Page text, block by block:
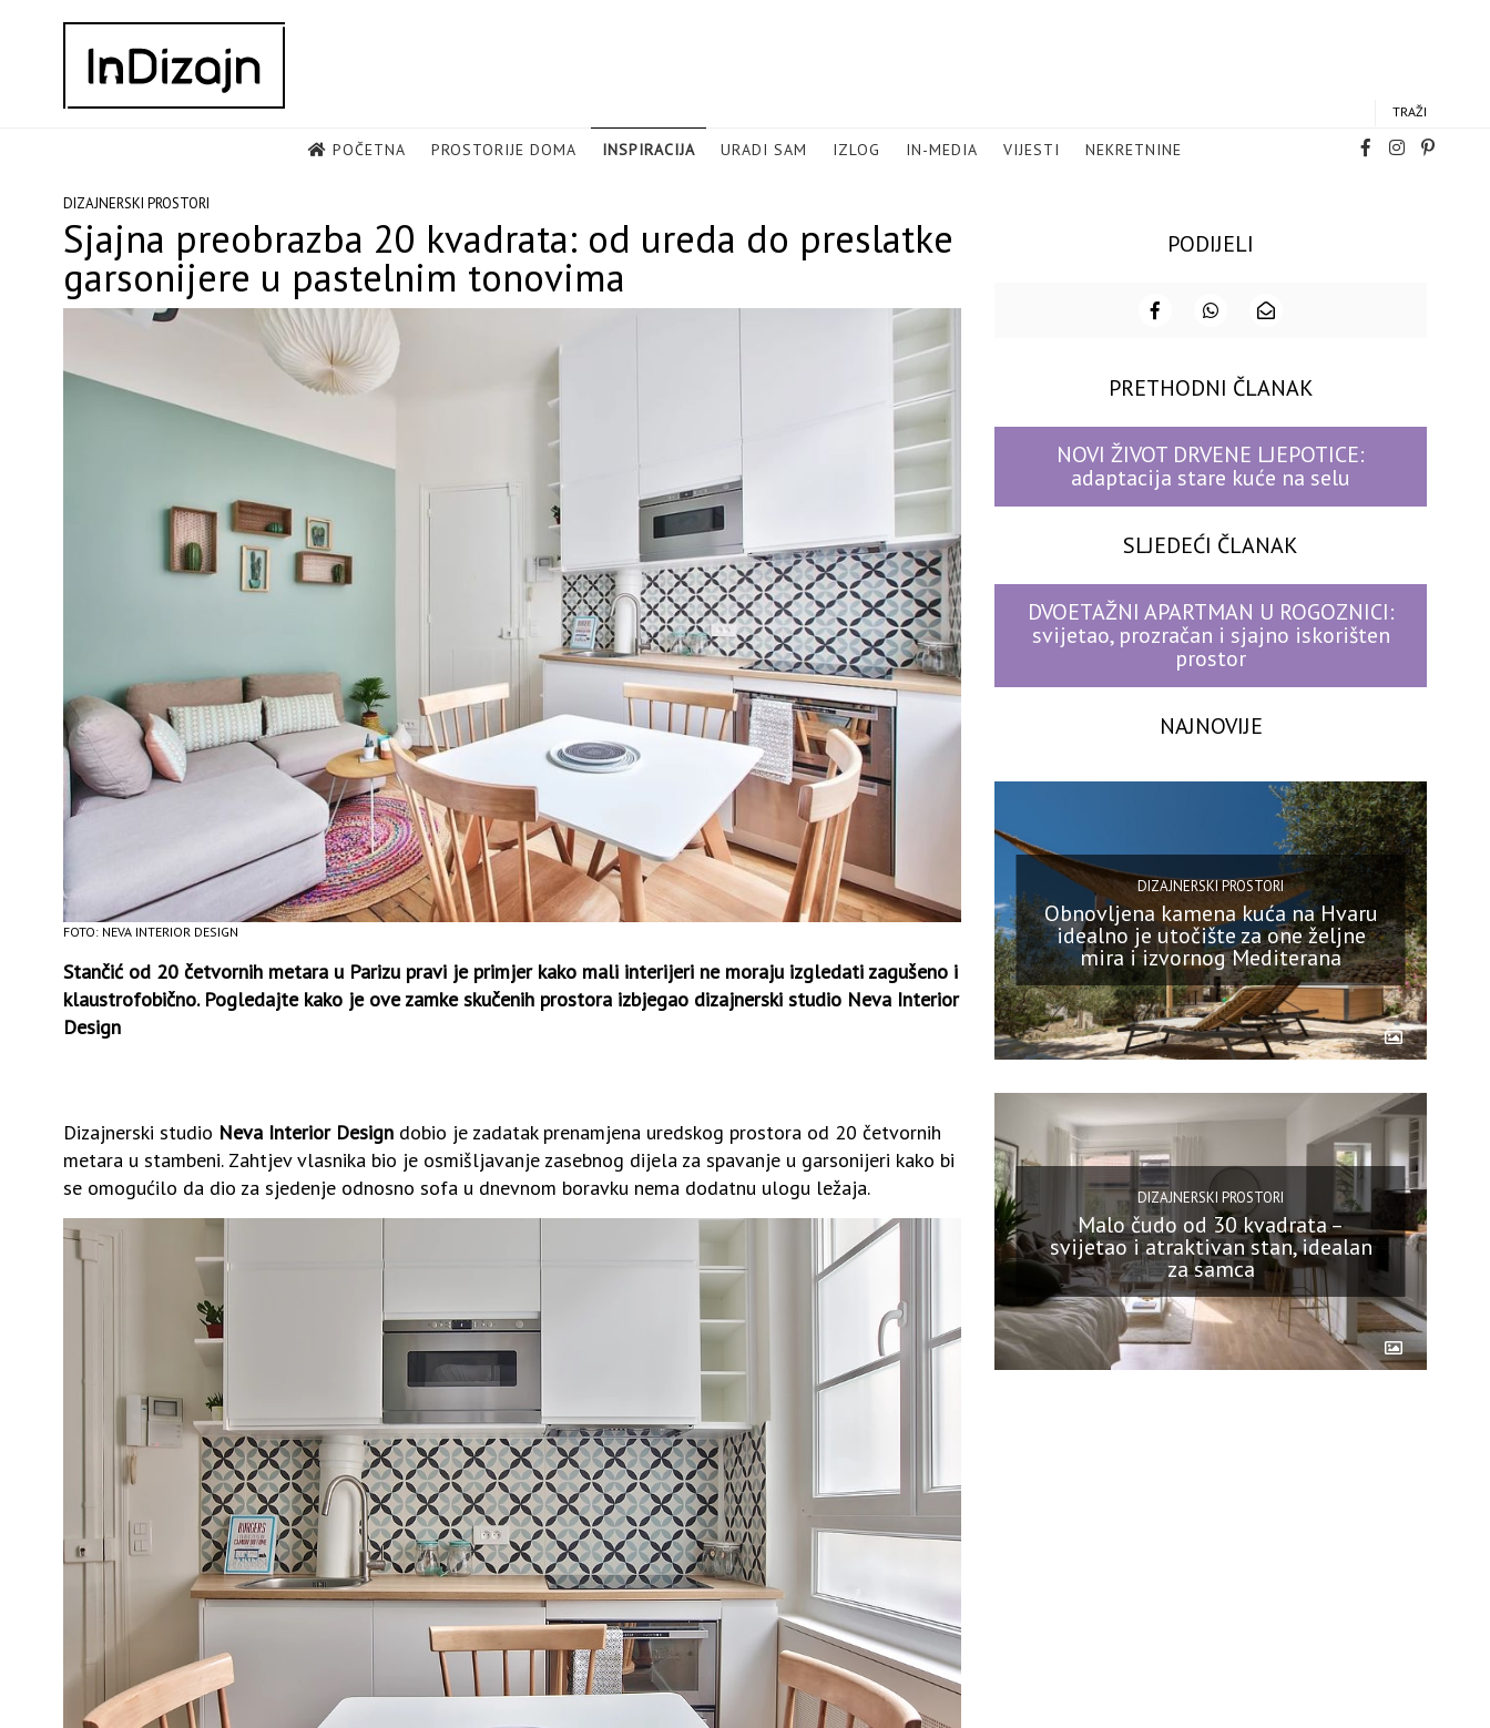
TRAŽI
POČETNA PROSTORIJE DOMA INSPIRACIJA URADI SAM IZLOG IN-MEDIA VIJESTI NEKRETNINE
DIZAJNERSKI PROSTORI
Sjajna preobrazba 20 kvadrata: od ureda do preslatke
garsonijere u pastelnim tonovima
FOTO: NEVA INTERIOR DESIGN
Stančić od 20 četvornih metara u Parizu pravi je primjer kako mali interijeri ne moraju izgledati zagušeno i
klaustrofobično. Pogledajte kako je ove zamke skučenih prostora izbjegao dizajnerski studio Neva Interior
Design
Dizajnerski studio Neva Interior Design dobio je zadatak prenamjena uredskog prostora od 20 četvornih
metara u stambeni. Zahtjev vlasnika bio je osmišljavanje zasebnog dijela za spavanje u garsonijeri kako bi
se omogućilo da dio za sjedenje odnosno sofa u dnevnom boravku nema dodatnu ulogu ležaja.
PODIJELI
PRETHODNI ČLANAK
NOVI ŽIVOT DRVENE LJEPOTICE:
adaptacija stare kuće na selu
SLJEDEĆI ČLANAK
DVOETAŽNI APARTMAN U ROGOZNICI:
svijetao, prozračan i sjajno iskorišten
prostor
NAJNOVIJE
DIZAJNERSKI PROSTORI
Obnovljena kamena kuća na Hvaru
idealno je utočište za one željne
mira i izvornog Mediterana
DIZAJNERSKI PROSTORI
Malo čudo od 30 kvadrata –
svijetao i atraktivan stan, idealan
za samca